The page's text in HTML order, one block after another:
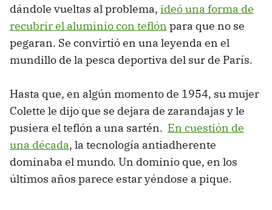
dándole vueltas al problema, ideó una forma de
recubrir el aluminio con teflón para que no se
pegaran. Se convirtió en una leyenda en el
mundillo de la pesca deportiva del sur de París.
Hasta que, en algún momento de 1954, su mujer
Colette le dijo que se dejara de zarandajas y le
pusiera el teflón a una sartén. En cuestión de
una década, la tecnología antiadherente
dominaba el mundo. Un dominio que, en los
últimos años parece estar yéndose a pique.